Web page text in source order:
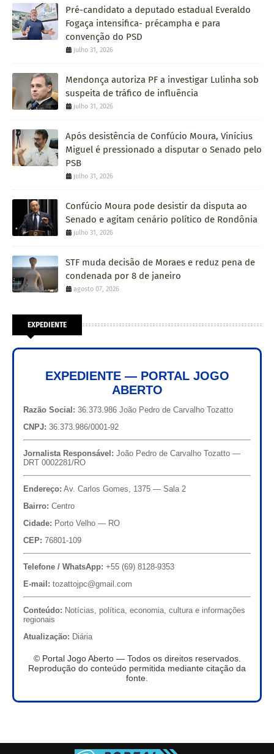
Pré-candidato a deputado estadual Everaldo
Fogaça intensifica- précampha e para
convenção do PSD
julho 31, 2026
Mendonça autoriza PF a investigar Lulinha sob
suspeita de tráfico de influência
julho 31, 2026
Após desistência de Confúcio Moura, Vinícius
Miguel é pressionado a disputar o Senado pelo
PSB
julho 31, 2026
Confúcio Moura pode desistir da disputa ao
Senado e agitam cenário político de Rondônia
julho 31, 2026
STF muda decisão de Moraes e reduz pena de
condenada por 8 de janeiro
agosto 07, 2026
EXPEDIENTE
EXPEDIENTE — PORTAL JOGO
ABERTO
Razão Social: 36.373.986 João Pedro de Carvalho Tozatto
CNPJ: 36.373.986/0001-92
Jornalista Responsável: João Pedro de Carvalho Tozatto —
DRT 0002281/RO
Endereço: Av. Carlos Gomes, 1375 — Sala 2
Bairro: Centro
Cidade: Porto Velho — RO
CEP: 76801-109
Telefone / WhatsApp: +55 (69) 8128-9353
E-mail: tozattojpc@gmail.com
Conteúdo: Notícias, política, economia, cultura e informações
regionais
Atualização: Diária
© Portal Jogo Aberto — Todos os direitos reservados.
Reprodução do conteúdo permitida mediante citação da
fonte.